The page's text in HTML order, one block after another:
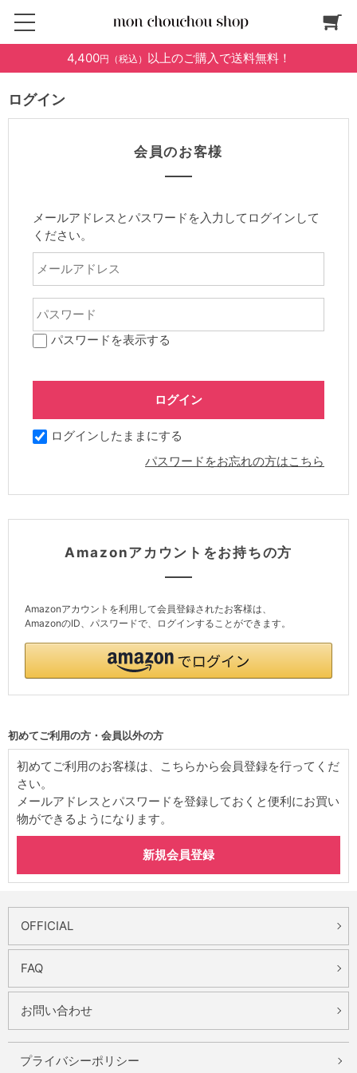
4,400円（税込） 以上のご購入で送料無料！
ログイン
会員のお客様
メールアドレスとパスワードを入力してログインして
ください。
パスワードを表示する
ログインしたままにする
パスワードをお忘れの方はこちら
Amazonアカウントをお持ちの方
Amazonアカウントを利用して会員登録されたお客様は、
AmazonのID、パスワードで、ログインすることができます。
初めてご利用の方・会員以外の方
初めてご利用のお客様は、こちらから会員登録を行ってくだ
さい。
メールアドレスとパスワードを登録しておくと便利にお買い
物ができるようになります。
OFFICIAL
FAQ
お問い合わせ
プライバシーポリシー